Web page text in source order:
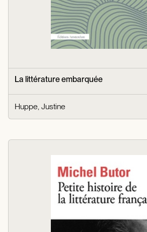
La littérature embarquée
Huppe, Justine